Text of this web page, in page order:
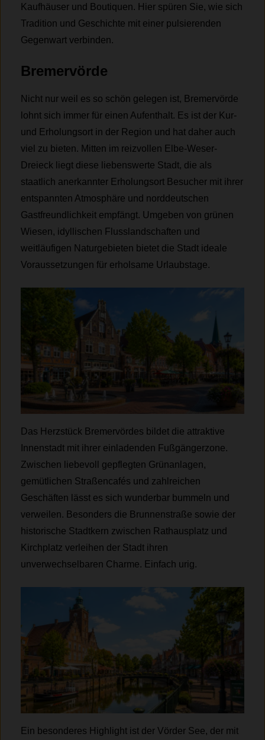
Kaufhäuser und Boutiquen. Hier spüren Sie, wie sich
Tradition und Geschichte mit einer pulsierenden
Gegenwart verbinden.
Bremervörde
Nicht nur weil es so schön gelegen ist, Bremervörde
lohnt sich immer für einen Aufenthalt. Es ist der Kur-
und Erholungsort in der Region und hat daher auch
viel zu bieten. Mitten im reizvollen Elbe-Weser-
Dreieck liegt diese liebenswerte Stadt, die als
staatlich anerkannter Erholungsort Besucher mit ihrer
entspannten Atmosphäre und norddeutschen
Gastfreundlichkeit empfängt. Umgeben von grünen
Wiesen, idyllischen Flusslandschaften und
weitläufigen Naturgebieten bietet die Stadt ideale
Voraussetzungen für erholsame Urlaubstage.
Das Herzstück Bremervördes bildet die attraktive
Innenstadt mit ihrer einladenden Fußgängerzone.
Zwischen liebevoll gepflegten Grünanlagen,
gemütlichen Straßencafés und zahlreichen
Geschäften lässt es sich wunderbar bummeln und
verweilen. Besonders die Brunnenstraße sowie der
historische Stadtkern zwischen Rathausplatz und
Kirchplatz verleihen der Stadt ihren
unverwechselbaren Charme. Einfach urig.
Ein besonderes Highlight ist der Vörder See, der mit